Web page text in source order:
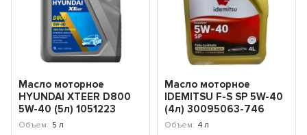
Масло моторное
HYUNDAI XTEER D800
5W-40 (5л) 1051223
Объем: 5 л
Масло моторное
IDEMITSU F-S SP 5W-40
(4л) 30095063-746
Объем: 4 л